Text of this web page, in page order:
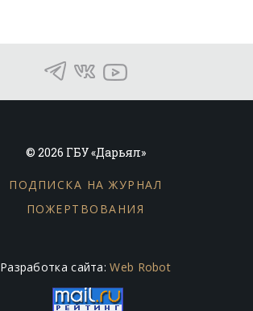
© 2026 ГБУ «Дарьял»
ПОДПИСКА НА ЖУРНАЛ
ПОЖЕРТВОВАНИЯ
Разработка сайта:Web Robot